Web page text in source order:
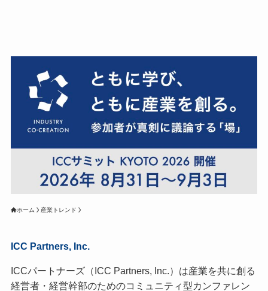
ホーム 産業トレンド
ICC Partners, Inc.
ICCパートナーズ（ICC Partners, Inc.）は産業を共に創る
経営者・経営幹部のためのコミュニティ型カンファレン